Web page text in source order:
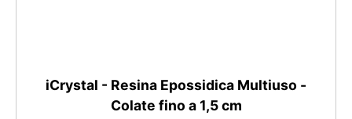
iCrystal - Resina Epossidica Multiuso -
Colate fino a 1,5 cm